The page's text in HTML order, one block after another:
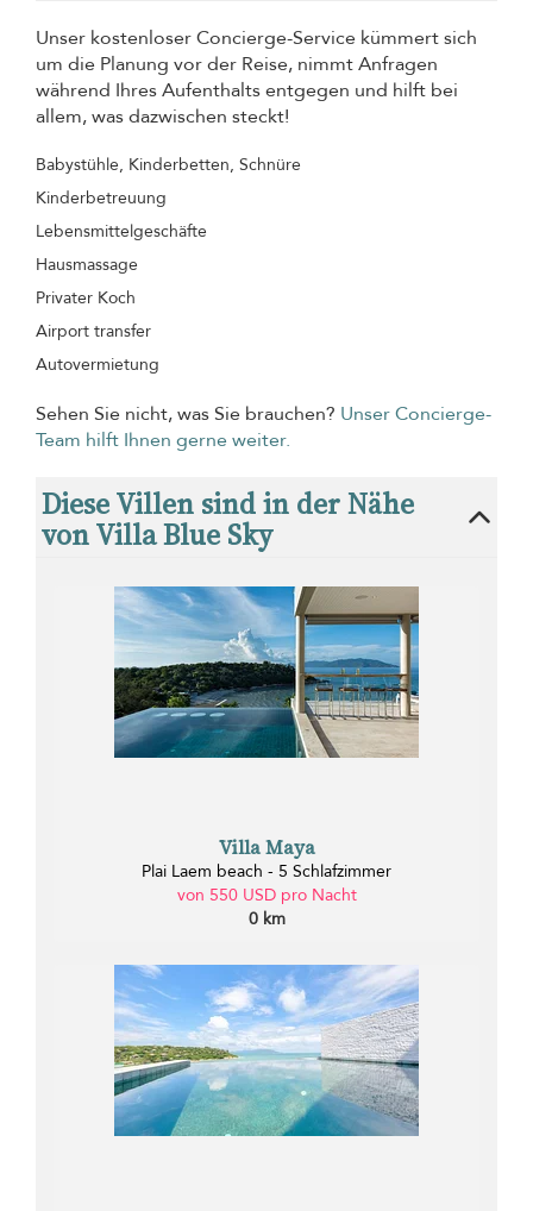
Unser kostenloser Concierge-Service kümmert sich
um die Planung vor der Reise, nimmt Anfragen
während Ihres Aufenthalts entgegen und hilft bei
allem, was dazwischen steckt!
Babystühle, Kinderbetten, Schnüre
Kinderbetreuung
Lebensmittelgeschäfte
Hausmassage
Privater Koch
Airport transfer
Autovermietung
Sehen Sie nicht, was Sie brauchen? Unser Concierge-
Team hilft Ihnen gerne weiter.
Diese Villen sind in der Nähe
von Villa Blue Sky
Villa Maya
Plai Laem beach - 5 Schlafzimmer
von 550 USD pro Nacht
0 km